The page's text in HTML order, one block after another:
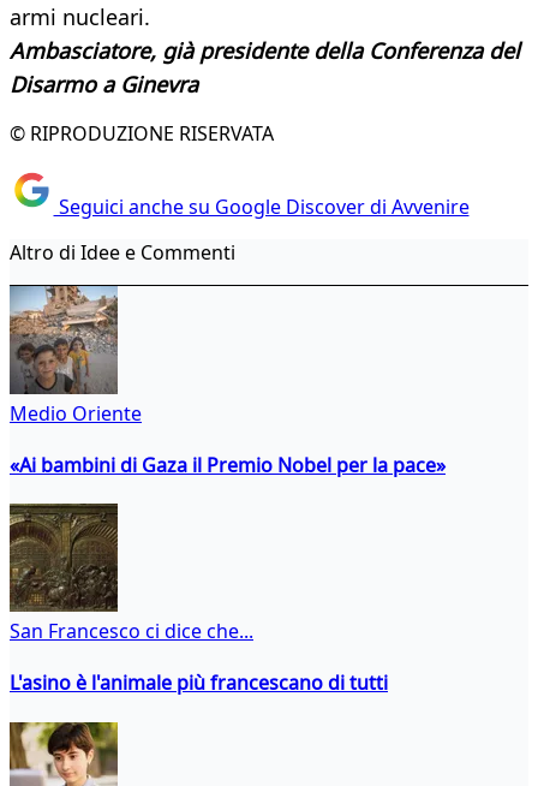
armi nucleari.
Ambasciatore, già presidente della Conferenza del
Disarmo a Ginevra
© RIPRODUZIONE RISERVATA
Seguici anche su Google Discover di Avvenire
Altro di Idee e Commenti
Medio Oriente
«Ai bambini di Gaza il Premio Nobel per la pace»
San Francesco ci dice che...
L'asino è l'animale più francescano di tutti